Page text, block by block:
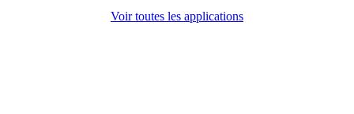
Voir toutes les applications